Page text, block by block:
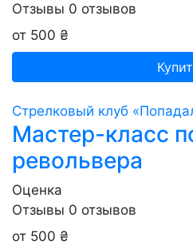
Отзывы 0 отзывов
от 500 ₴
Стрелковый клуб
Мастер-класс
револьвера
Оценка
Отзывы 0 отзывов
от 500 ₴